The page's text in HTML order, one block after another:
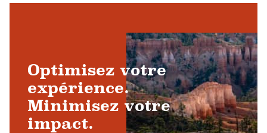
Optimisez votre
expérience.
Minimisez votre
impact.